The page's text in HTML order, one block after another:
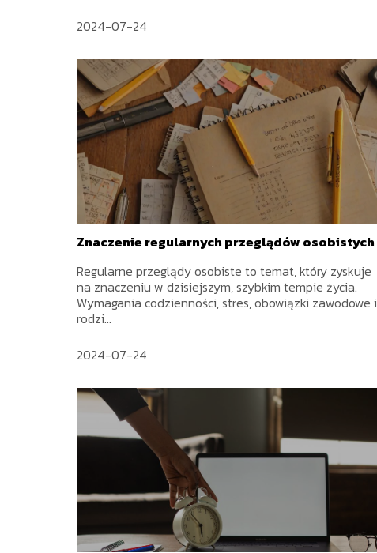
2024-07-24
Znaczenie regularnych przeglądów osobistych
Regularne przeglądy osobiste to temat, który zyskuje
na znaczeniu w dzisiejszym, szybkim tempie życia.
Wymagania codzienności, stres, obowiązki zawodowe i
rodzi...
2024-07-24